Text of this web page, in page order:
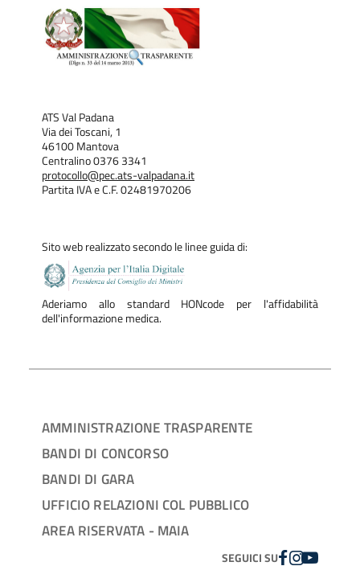
ATS Val Padana
Via dei Toscani, 1
46100 Mantova
Centralino 0376 3341
protocollo@pec.ats-valpadana.it
Partita IVA e C.F. 02481970206
Sito web realizzato secondo le linee guida di:
Aderiamo allo standard HONcode per l'affidabilità
dell'informazione medica.
AMMINISTRAZIONE TRASPARENTE
BANDI DI CONCORSO
BANDI DI GARA
UFFICIO RELAZIONI COL PUBBLICO
AREA RISERVATA - MAIA
SEGUICI SUFACEBOOK
INSTAGRAM
YOUTUBE